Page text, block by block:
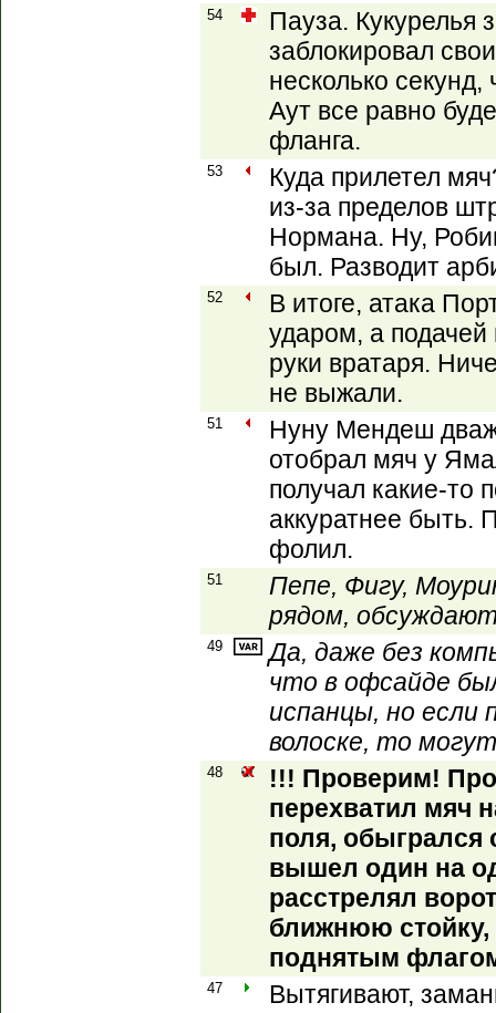
54
Пауза. Кукурелья
заблокировал
несколько
Аут все равно
фланга.
53
Куда прилетел
из-за пределов
Нормана. Ну,
был. Разводит
52
В итоге, атака
ударом, а
руки вратаря.
не выжали.
51
Нуну Мендеш
отобрал мяч у
получал какие-то
аккуратнее быть.
фолил.
51
Пепе, Фигу,
рядом,
49
Да, даже без
что в офсайде
испанцы, но если
волоске, то
48
!!! Проверим!
перехватил мяч
поля, обыгрался
вышел один на
расстрелял
ближнюю стойку,
поднятым
47
Вытягивают,